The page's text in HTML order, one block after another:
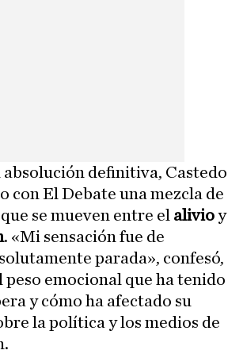
absolución definitiva, Castedo
con El Debate una mezcla de
se mueven entre el alivioy
. «Mi sensación fue de
parada», confesó,
peso emocional que ha tenido
y cómo ha afectado su
la política y los medios de